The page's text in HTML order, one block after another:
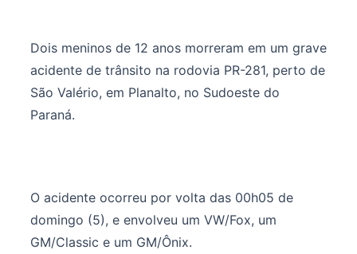
Dois meninos de 12 anos morreram em um grave
acidente de trânsito na rodovia PR-281, perto de
São Valério, em Planalto, no Sudoeste do
Paraná.
O acidente ocorreu por volta das 00h05 de
domingo (5), e envolveu um VW/Fox, um
GM/Classic e um GM/Ônix.